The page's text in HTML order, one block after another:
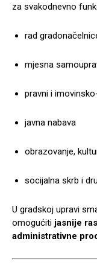
za svakodnevno
rad
mjesna
pravni i
javna nabava
obrazovanje,
socijalna skrb i
U gradskoj upravi
omogućiti jasnije
administrativne